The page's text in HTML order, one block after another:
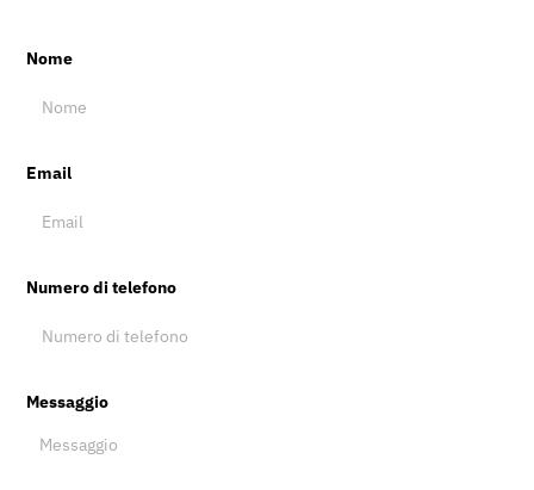
Nome
Email
Numero di telefono
Messaggio